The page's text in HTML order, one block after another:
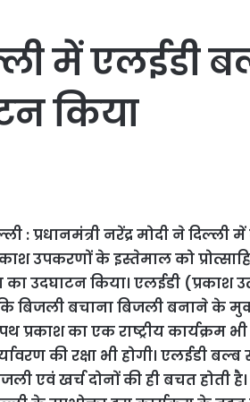
में एलईडी
किया
: प्रधानमंत्री नरेंद्र मोदी ने
उपकरणों के इस्तेमाल को
उदघाटन किया। एलईडी (प्रकाश
बिजली बचाना बिजली बनाने के
प्रकाश का एक राष्ट्रीय कार्यक्रम
की रक्षा भी होगी। एलईडी
एवं खर्च दोनों की ही बचत होती है।